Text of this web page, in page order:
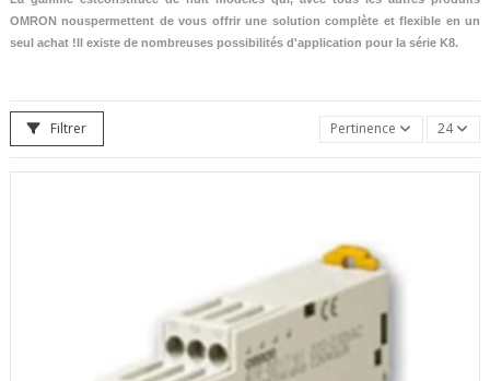
OMRON nouspermettent de vous offrir une solution complète et flexible en un
seul achat !Il existe de nombreuses possibilités d'application pour la série K8.
Filtrer Pertinence 24